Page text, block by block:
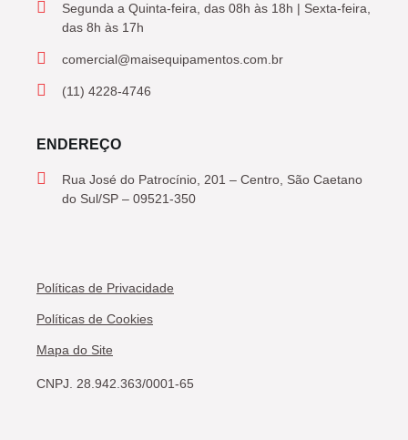
Segunda a Quinta-feira, das 08h às 18h | Sexta-feira,
das 8h às 17h
comercial@maisequipamentos.com.br
(11) 4228-4746
ENDEREÇO
Rua José do Patrocínio, 201 – Centro, São Caetano
do Sul/SP – 09521-350
Políticas de Privacidade
Políticas de Cookies
Mapa do Site
CNPJ. 28.942.363/0001-65